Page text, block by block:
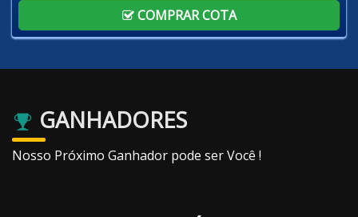
COMPRAR COTA
GANHADORES
Nosso Próximo Ganhador pode ser Você !